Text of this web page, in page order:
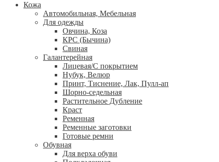
Кожа
Автомобильная, Мебельная
Для одежды
Овчина, Коза
КРС (Бычина)
Свиная
Галантерейная
Лицевая/С покрытием
Нубук, Велюр
Принт, Тиснение, Лак, Пулл-ап
Шорно-седельная
Растительное Дубление
Краст
Ременная
Ременные заготовки
Готовые ремни
Обувная
Для верха обуви